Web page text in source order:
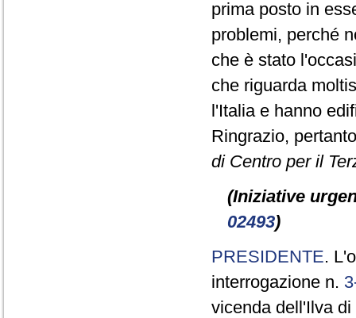
prima posto in
problemi, perché
che è stato
che riguarda
l'Italia e hanno
Ringrazio,
di Centro per il
(Iniziative
02493)
PRESIDENTE.
interrogazione n.
vicenda dell'Ilva